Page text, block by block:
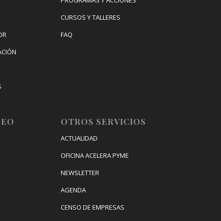
CURSOS Y TALLERES
FAQ
OTROS SERVICIOS
ACTUALIDAD
OFICINA ACELERA PYME
NEWSLETTER
AGENDA
CENSO DE EMPRESAS